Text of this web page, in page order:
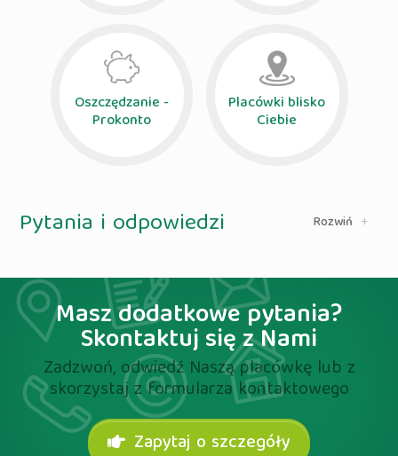
Oszczędzanie -
Prokonto
Placówki blisko
Ciebie
Pytania i odpowiedzi Rozwiń +
Masz dodatkowe pytania?
Skontaktuj się z Nami
Zadzwoń, odwiedź Naszą placówkę lub z
skorzystaj z formularza kontaktowego
Zapytaj o szczegóły